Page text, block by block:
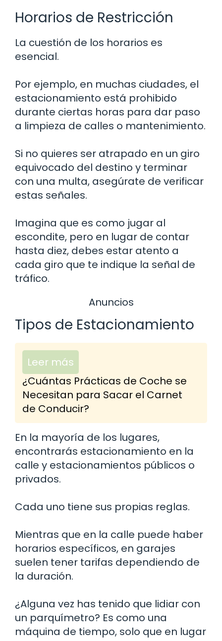
Horarios de Restricción
La cuestión de los horarios es
esencial.
Por ejemplo, en muchas ciudades, el
estacionamiento está prohibido
durante ciertas horas para dar paso
a limpieza de calles o mantenimiento.
Si no quieres ser atrapado en un giro
equivocado del destino y terminar
con una multa, asegúrate de verificar
estas señales.
Imagina que es como jugar al
escondite, pero en lugar de contar
hasta diez, debes estar atento a
cada giro que te indique la señal de
tráfico.
Anuncios
Tipos de Estacionamiento
Leer más
¿Cuántas Prácticas de Coche se
Necesitan para Sacar el Carnet
de Conducir?
En la mayoría de los lugares,
encontrarás estacionamiento en la
calle y estacionamientos públicos o
privados.
Cada uno tiene sus propias reglas.
Mientras que en la calle puede haber
horarios específicos, en garajes
suelen tener tarifas dependiendo de
la duración.
¿Alguna vez has tenido que lidiar con
un parquímetro? Es como una
máquina de tiempo, solo que en lugar